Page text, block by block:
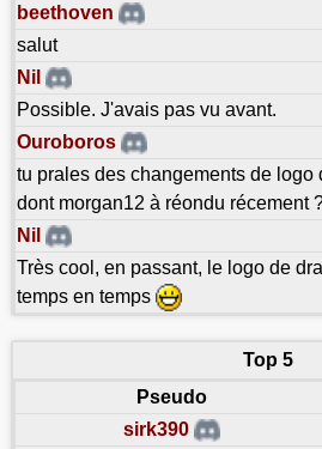
beethoven
salut
Nil
Possible. J'avais pas vu avant.
Ouroboros
tu prales des changements de logo
dont morgan12 à réondu récement
Nil
Très cool, en passant, le logo de
temps en temps
Top 5
Pseudo
sirk390